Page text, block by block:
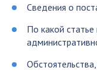
Сведения о
По какой